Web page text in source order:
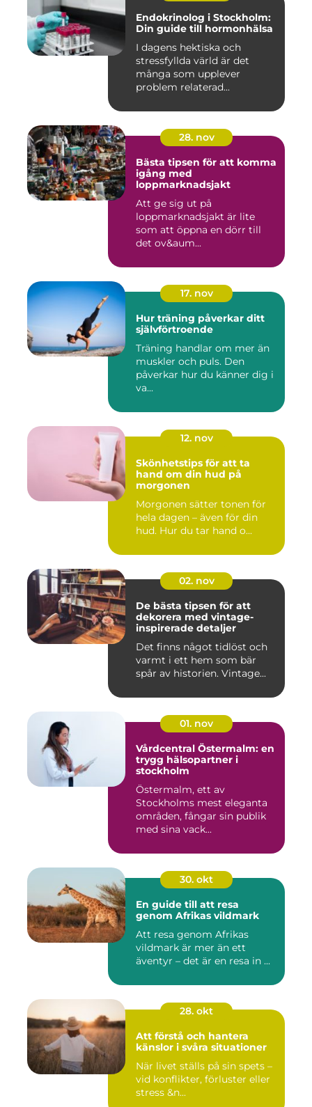
Endokrinolog i Stockholm:
Din guide till hormonhälsa
I dagens hektiska och
stressfyllda värld är det
många som upplever
problem relaterad...
28. nov
Bästa tipsen för att komma
igång med
loppmarknadsjakt
Att ge sig ut på
loppmarknadsjakt är lite
som att öppna en dörr till
det ov&aum...
17. nov
Hur träning påverkar ditt
självförtroende
Träning handlar om mer än
muskler och puls. Den
påverkar hur du känner dig i
va...
12. nov
Skönhetstips för att ta
hand om din hud på
morgonen
Morgonen sätter tonen för
hela dagen – även för din
hud. Hur du tar hand o...
02. nov
De bästa tipsen för att
dekorera med vintage-
inspirerade detaljer
Det finns något tidlöst och
varmt i ett hem som bär
spår av historien. Vintage...
01. nov
Vårdcentral Östermalm: en
trygg hälsopartner i
stockholm
Östermalm, ett av
Stockholms mest eleganta
områden, fångar sin publik
med sina vack...
30. okt
En guide till att resa
genom Afrikas vildmark
Att resa genom Afrikas
vildmark är mer än ett
äventyr – det är en resa in ...
28. okt
Att förstå och hantera
känslor i svåra situationer
När livet ställs på sin spets –
vid konflikter, förluster eller
stress &n...